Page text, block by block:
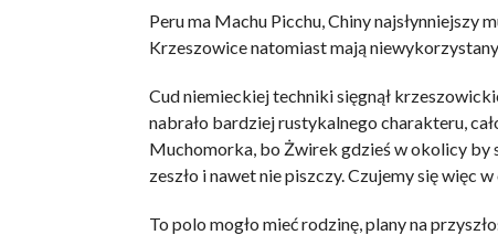
Peru ma Machu Picchu, Chiny najsłynniejszy
Krzeszowice natomiast mają
Cud niemieckiej techniki sięgnął
nabrało bardziej rustykalnego charakteru,
Muchomorka, bo Żwirek gdzieś w okolicy by
zeszło i nawet nie piszczy. Czujemy się więc
To polo mogło mieć rodzinę, plany na